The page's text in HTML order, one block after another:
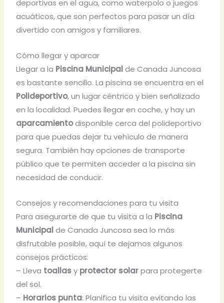
deportivas en el agua, como waterpolo o juegos
acuáticos, que son perfectos para pasar un día
divertido con amigos y familiares.
Cómo llegar y aparcar
Llegar a la Piscina Municipalde Canada Juncosa
es bastante sencillo. La piscina se encuentra en el
Polideportivo, un lugar céntrico y bien señalizado
en la localidad. Puedes llegar en coche, y hay un
aparcamientodisponible cerca del polideportivo
para que puedas dejar tu vehículo de manera
segura. También hay opciones de transporte
público que te permiten acceder a la piscina sin
necesidad de conducir.
Consejos y recomendaciones para tu visita
Para asegurarte de que tu visita a la Piscina
Municipalde Canada Juncosa sea lo más
disfrutable posible, aquí te dejamos algunos
consejos prácticos:
– Lleva toallasy protector solarpara protegerte
del sol.
– Horarios punta: Planifica tu visita evitando las